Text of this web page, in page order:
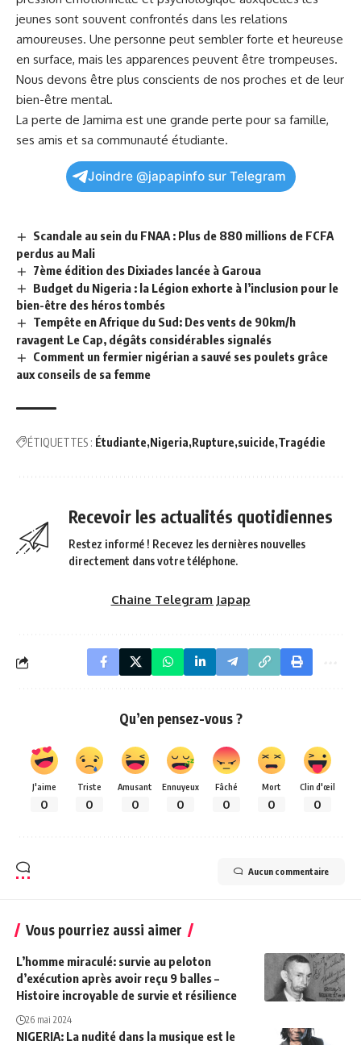
jeunes sont souvent confrontés dans les relations
amoureuses. Une personne‍ peut sembler forte et heureuse
en surface, mais les apparences peuvent être trompeuses.‍
Nous devons être plus conscients de nos proches et de leur
bien-être mental.
La perte de Jamima est une grande perte pour sa famille,
ses amis et sa communauté étudiante.
Joindre @japapinfo sur Telegram
Scandale au sein du FNAA : Plus de 880 millions de FCFA
perdus au Mali
7ème édition des Dixiades lancée à Garoua
Budget du Nigeria : la Légion exhorte à l’inclusion pour le
bien-être des héros tombés
Tempête en Afrique du Sud: Des vents de 90km/h
ravagent Le Cap, dégâts considérables signalés
Comment un fermier nigérian a sauvé ses poulets grâce
aux conseils de sa femme
ÉTIQUETTES : Étudiante Nigeria Rupture suicide Tragédie
Recevoir les actualités quotidiennes
Restez informé ! Recevez les dernières nouvelles
directement dans votre téléphone.
Chaine Telegram Japap
Qu’en pensez-vous ?
J'aime
0
Triste
0
Amusant
0
Ennuyeux
0
Fâché
0
Mort
0
Clin d'œil
0
Aucun commentaire
Vous pourriez aussi aimer
L’homme miraculé: survie au peloton
d’exécution après avoir reçu 9 balles –
Histoire incroyable de survie et résilience
26 mai 2024
NIGERIA: La nudité dans la musique est le